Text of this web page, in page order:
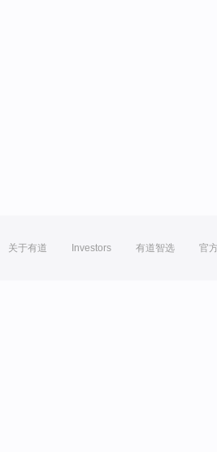
关于有道 Investors 有道智选 官